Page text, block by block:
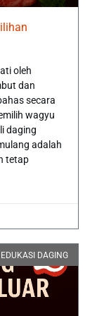
oleh
dan
secara
wagyu
daging
adalah
tetap
DAGING